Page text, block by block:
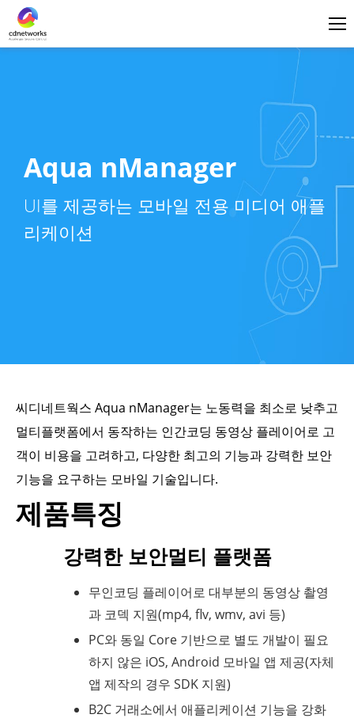
Aqua nManager
UI를 제공하는 모바일 전용 미디어 애플
리케이션
씨디네트웍스 Aqua nManager는 노동력을 최소로 낮추고
멀티플랫폼에서 동작하는 인간코딩 동영상 플레이어로 고
객이 비용을 고려하고, 다양한 최고의 기능과 강력한 보안
기능을 요구하는 모바일 기술입니다.
제품특징
강력한 보안멀티 플랫폼
무인코딩 플레이어로 대부분의 동영상 촬영
과 코덱 지원(mp4, flv, wmv, avi 등)
PC와 동일 Core 기반으로 별도 개발이 필요
하지 않은 iOS, Android 모바일 앱 제공(자체
앱 제작의 경우 SDK 지원)
B2C 거래소에서 애플리케이션 기능을 강화